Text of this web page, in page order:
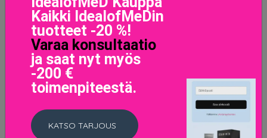
Kaikki IdealofMeDin
tuotteet -20 %!
Varaa konsultaatio
ja saat nyt myös
-200 €
toimenpiteestä.
KATSO TARJOUS